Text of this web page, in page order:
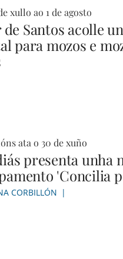
xullo ao 1 de agosto
Santos acolle
para mozos e
ata o 30 de xuño
presenta unha
'Concilia
CORBILLÓN